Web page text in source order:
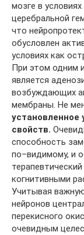
мозге в
церебральной
что
обусловлен
условиях как
При этом одним
является
возбуждающих
мембраны. Не
установленное
свойств.
способность
по–видимому, и
когнитивными
Учитывая
нейронов
перекисного
очевидным